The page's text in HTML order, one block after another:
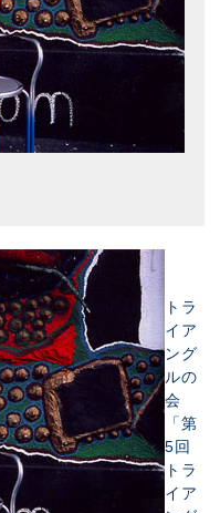
トラ
イア
ング
ルの
会
「第
5回
トラ
イア